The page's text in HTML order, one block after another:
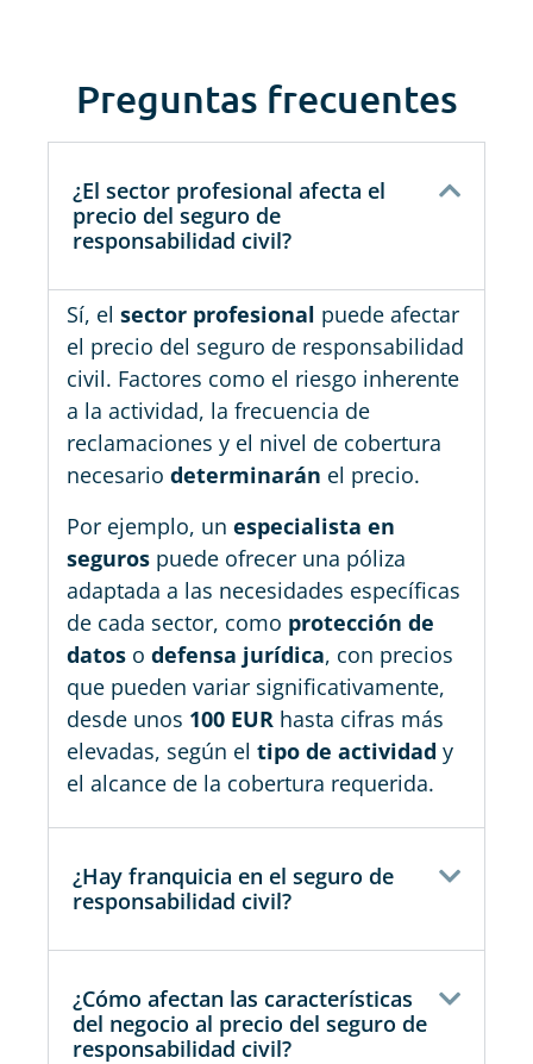
Preguntas frecuentes
¿El sector profesional afecta el
precio del seguro de
responsabilidad civil?
Sí, el sector profesional puede afectar
el precio del seguro de responsabilidad
civil. Factores como el riesgo inherente
a la actividad, la frecuencia de
reclamaciones y el nivel de cobertura
necesario determinarán el precio.
Por ejemplo, un especialista en
seguros puede ofrecer una póliza
adaptada a las necesidades específicas
de cada sector, como protección de
datos o defensa jurídica, con precios
que pueden variar significativamente,
desde unos 100 EUR hasta cifras más
elevadas, según el tipo de actividad y
el alcance de la cobertura requerida.
¿Hay franquicia en el seguro de
responsabilidad civil?
¿Cómo afectan las características
del negocio al precio del seguro de
responsabilidad civil?